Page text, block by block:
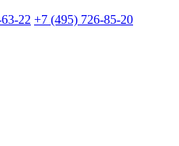
22 +7 (495) 726-85-20